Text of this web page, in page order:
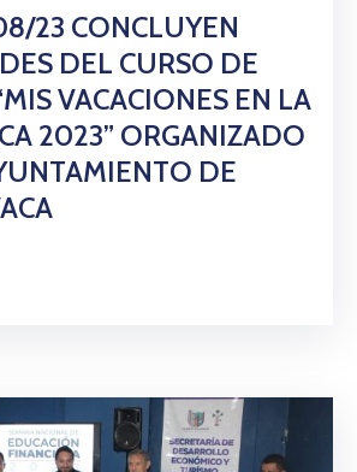
23 CONCLUYEN
DEL CURSO DE
VACACIONES EN LA
2023” ORGANIZADO
DE